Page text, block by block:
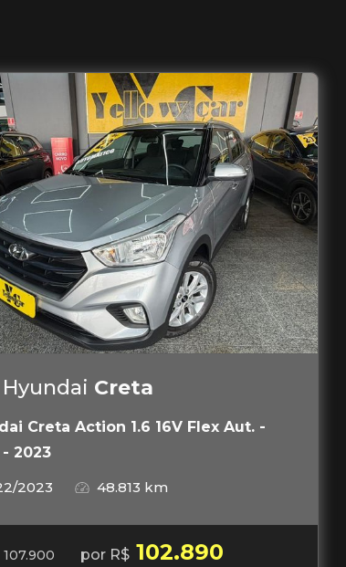
Hyundai Creta
Creta Action 1.6 16V Flex Aut. -
- 2023
2023
48.813 km
por R$ 102.890